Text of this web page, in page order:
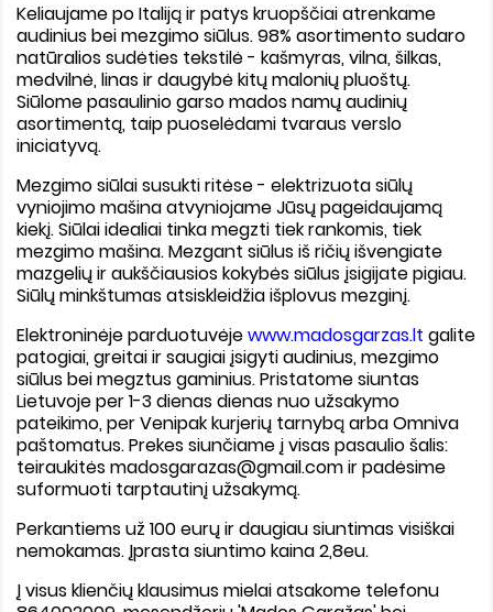
Keliaujame po Italiją ir patys kruopščiai atrenkame
audinius bei mezgimo siūlus. 98% asortimento sudaro
natūralios sudėties tekstilė - kašmyras, vilna, šilkas,
medvilnė, linas ir daugybė kitų malonių pluoštų.
Siūlome pasaulinio garso mados namų audinių
asortimentą, taip puoselėdami tvaraus verslo
iniciatyvą.
Mezgimo siūlai susukti ritėse - elektrizuota siūlų
vyniojimo mašina atvyniojame Jūsų pageidaujamą
kiekį. Siūlai idealiai tinka megzti tiek rankomis, tiek
mezgimo mašina. Mezgant siūlus iš ričių išvengiate
mazgelių ir aukščiausios kokybės siūlus įsigijate pigiau.
Siūlų minkštumas atsiskleidžia išplovus mezginį.
Elektroninėje parduotuvėjewww.madosgarzas.lt galite
patogiai, greitai ir saugiai įsigyti audinius, mezgimo
siūlusbei megztus gaminius. Pristatome siuntas
Lietuvoje per 1-3 dienas dienas nuo užsakymo
pateikimo, per Venipak kurjerių tarnybą arba Omniva
paštomatus. Prekes siunčiame į visas pasaulio šalis:
teiraukitės madosgarazas@gmail.com ir padėsime
suformuoti tarptautinį užsakymą.
Perkantiems už 100 eurų ir daugiausiuntimas visiškai
nemokamas. Įprasta siuntimo kaina 2,8eu.
Į visus klienčių klausimusmielai atsakome telefonu